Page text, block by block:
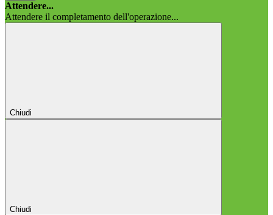
Attendere...
Attendere il completamento dell'operazione...
Chiudi
Chiudi